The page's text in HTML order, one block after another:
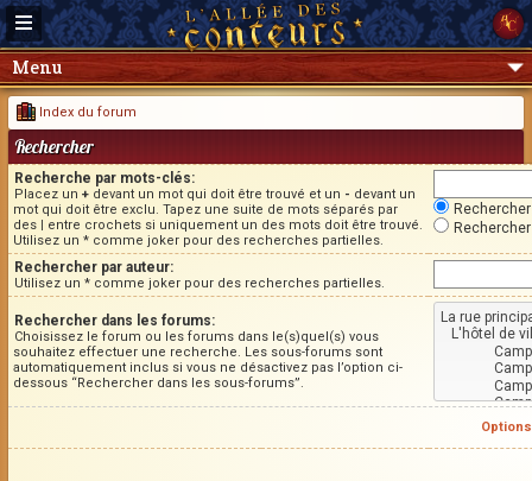
Menu
Index du forum
Rechercher
Recherche par mots-clés:
Placez un + devant un mot qui doit être trouvé et un - devant un
mot qui doit être exclu. Tapez une suite de mots séparés par
des | entre crochets si uniquement un des mots doit être trouvé.
Utilisez un * comme joker pour des recherches partielles.
Rechercher par auteur:
Utilisez un * comme joker pour des recherches partielles.
Rechercher dans les forums:
Choisissez le forum ou les forums dans le(s)quel(s) vous
souhaitez effectuer une recherche. Les sous-forums sont
automatiquement inclus si vous ne désactivez pas l’option ci-
dessous “Rechercher dans les sous-forums”.